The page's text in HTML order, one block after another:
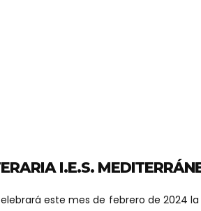
I.E.S.
este mes de febrero de 2024